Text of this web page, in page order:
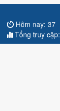
Hôm nay: 37
Tổng truy cập: